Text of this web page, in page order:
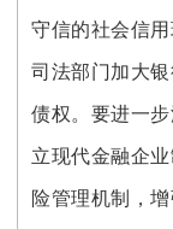
守信的社会信
司法部门加大
债权。要进一
立现代金融企
险管理机制，